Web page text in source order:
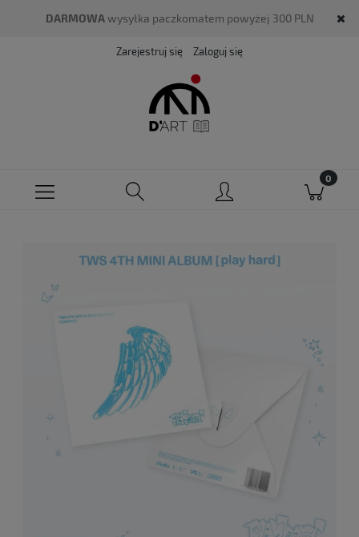
DARMOWAwysyłka paczkomatem powyżej 300 PLN
Zarejestruj się Zaloguj się